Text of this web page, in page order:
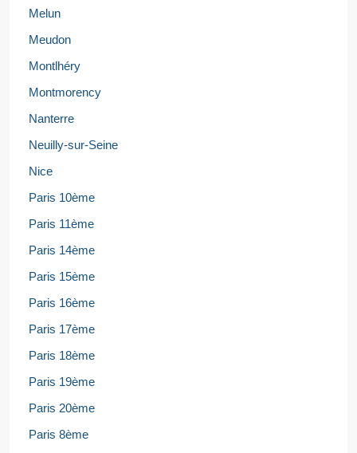
Melun
Meudon
Montlhéry
Montmorency
Nanterre
Neuilly-sur-Seine
Nice
Paris 10ème
Paris 11ème
Paris 14ème
Paris 15ème
Paris 16ème
Paris 17ème
Paris 18ème
Paris 19ème
Paris 20ème
Paris 8ème